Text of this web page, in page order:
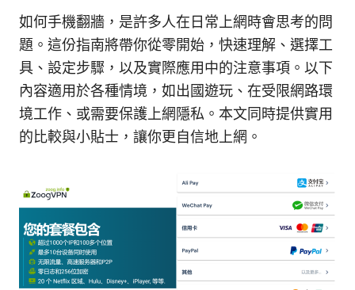
如何手機翻牆，是許多人在日常上網時會思考的問
題。這份指南將帶你從零開始，快速理解、選擇工
具、設定步驟，以及實際應用中的注意事項。以下
內容適用於各種情境，如出國遊玩、在受限網路環
境工作、或需要保護上網隱私。本文同時提供實用
的比較與小貼士，讓你更自信地上網。